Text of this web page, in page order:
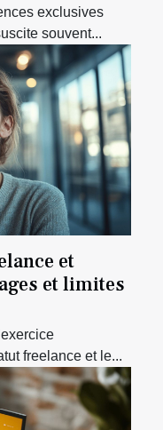
exclusives
souvent...
et
et limites
freelance et le...